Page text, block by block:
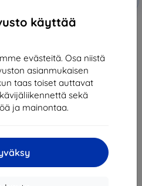
käyttää
evästeitä. Osa niistä
asianmukaisen
taas toiset auttavat
sekä
ja mainontaa.
3MK Clear Case Redmi 13R
5G/Redmi 13 4G
10,71 €
Varastossa > 5 kpl